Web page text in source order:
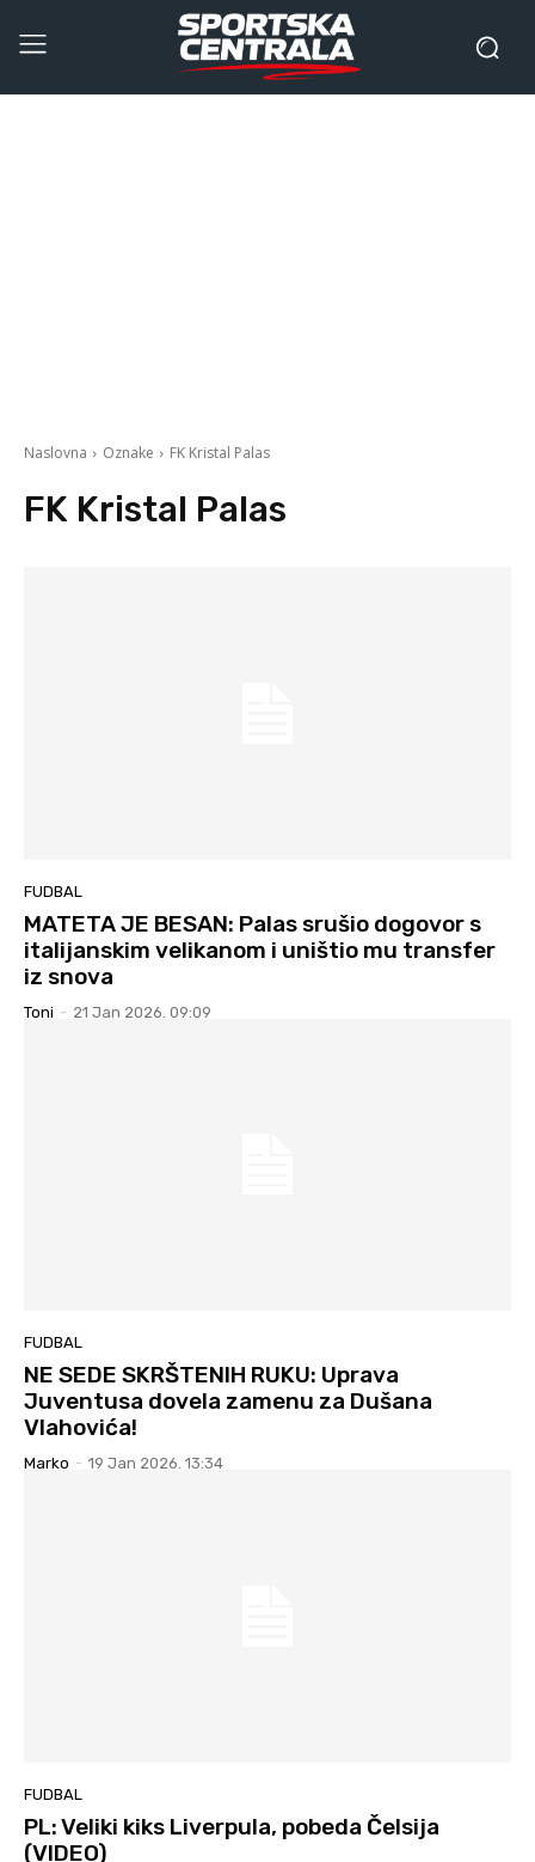
Naslovna Oznake FK Kristal Palas
FK Kristal Palas
FUDBAL
MATETA JE BESAN: Palas srušio dogovor s
italijanskim velikanom i uništio mu transfer
iz snova
Toni - 21 Jan 2026. 09:09
FUDBAL
NE SEDE SKRŠTENIH RUKU: Uprava
Juventusa dovela zamenu za Dušana
Vlahovića!
Marko - 19 Jan 2026. 13:34
FUDBAL
PL: Veliki kiks Liverpula, pobeda Čelsija
(VIDEO)